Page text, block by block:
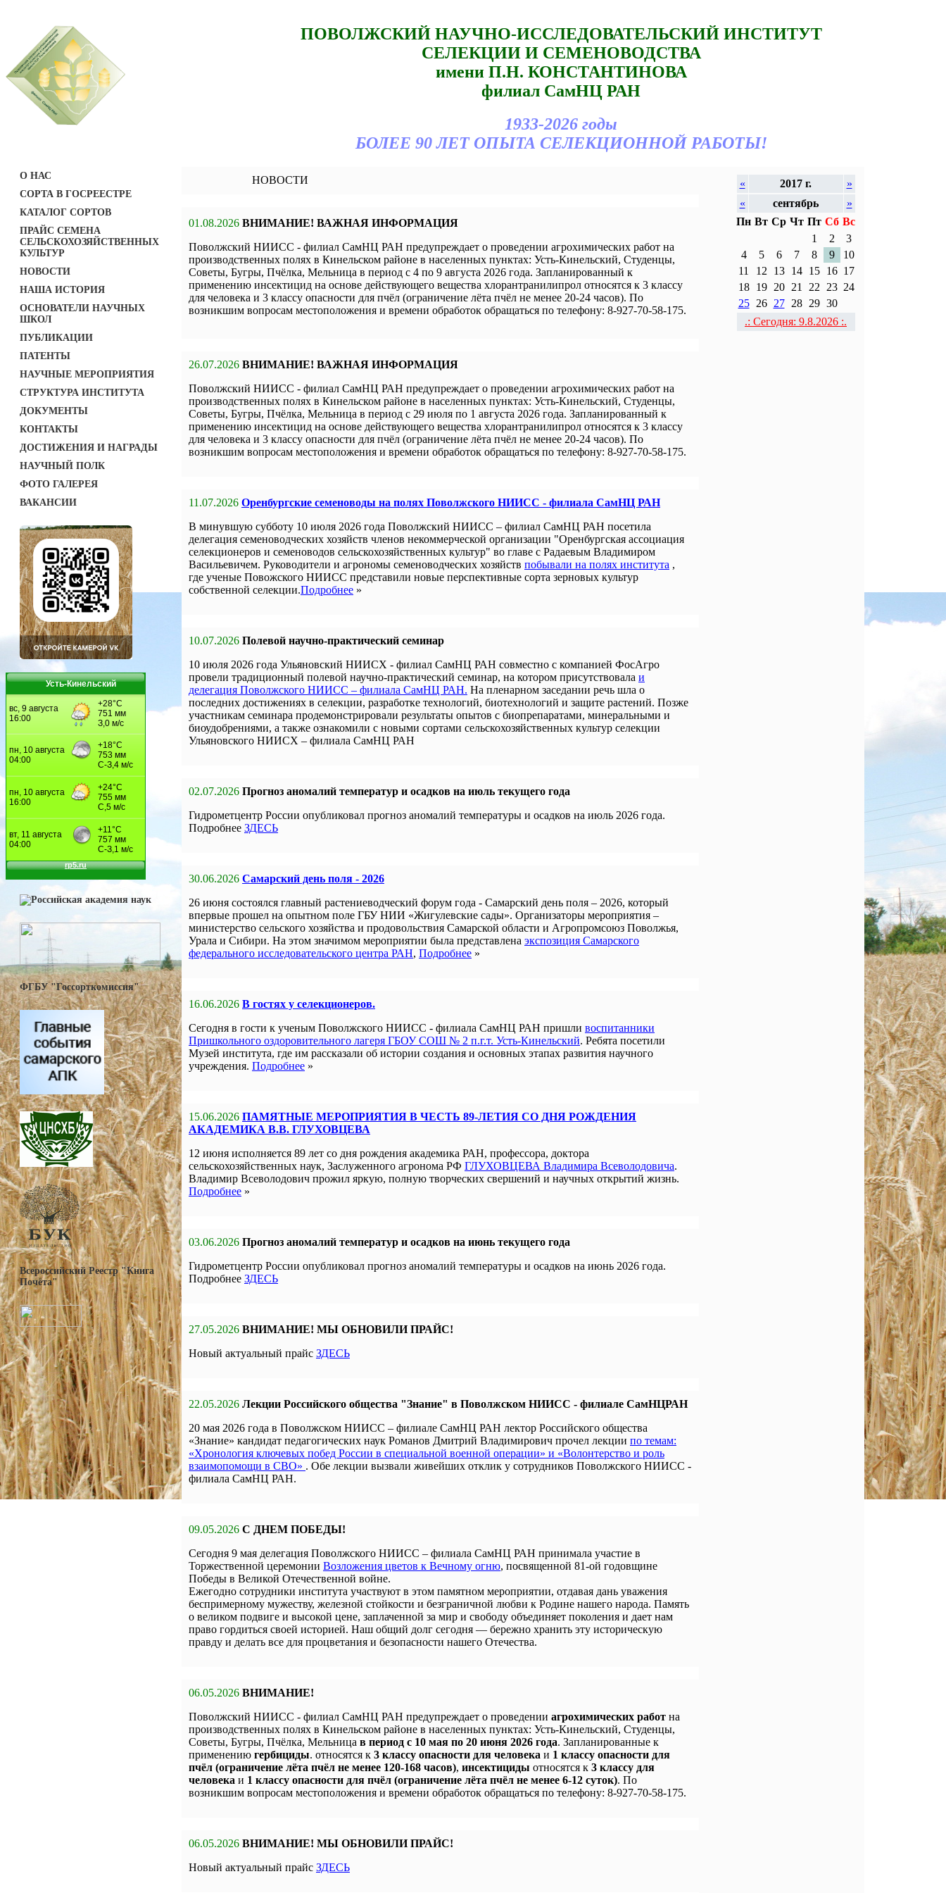
ПОВОЛЖСКИЙ НАУЧНО-ИССЛЕДОВАТЕЛЬСКИЙ ИНСТИТУТ
СЕЛЕКЦИИ И СЕМЕНОВОДСТВА
имени П.Н. КОНСТАНТИНОВА
филиал СамНЦ РАН
1933-2026 годы
БОЛЕЕ 90 ЛЕТ ОПЫТА СЕЛЕКЦИОННОЙ РАБОТЫ!
О НАС
СОРТА В ГОСРЕЕСТРЕ
КАТАЛОГ СОРТОВ
ПРАЙС СЕМЕНА
СЕЛЬСКОХОЗЯЙСТВЕННЫХ
КУЛЬТУР
НОВОСТИ
НАША ИСТОРИЯ
ОСНОВАТЕЛИ НАУЧНЫХ
ШКОЛ
ПУБЛИКАЦИИ
ПАТЕНТЫ
НАУЧНЫЕ МЕРОПРИЯТИЯ
СТРУКТУРА ИНСТИТУТА
ДОКУМЕНТЫ
КОНТАКТЫ
ДОСТИЖЕНИЯ И НАГРАДЫ
НАУЧНЫЙ ПОЛК
ФОТО ГАЛЕРЕЯ
ВАКАНСИИ
Усть-Кинельский
ФГБУ "Госсорткомиссия"
Всероссийский Реестр "Книга
Почёта"
НОВОСТИ « 2017 г.
»
«
сентябрь
»
Пн Вт Ср Чт Пт Сб Вс
1
2
3
4
5 6 7 8 9
10
11
12 13 14 15 16 17
18
19 20 21 22 23 24
25
26 27 28 29 30
.: Сегодня: 9.8.2026 :.
01.08.2026 ВНИМАНИЕ! ВАЖНАЯ ИНФОРМАЦИЯ
Поволжский НИИСС - филиал СамНЦ РАН предупреждает о проведении агрохимических работ на
производственных полях в Кинельском районе в населенных пунктах: Усть-Кинельский, Студенцы,
Советы, Бугры, Пчёлка, Мельница в период с 4 по 9 августа 2026 года. Запланированный к
применению инсектицид на основе действующего вещества хлорантранилипрол относятся к 3 классу
для человека и 3 классу опасности для пчёл (ограничение лёта пчёл не менее 20-24 часов). По
возникшим вопросам местоположения и времени обработок обращаться по телефону: 8-927-70-58-175.
26.07.2026 ВНИМАНИЕ! ВАЖНАЯ ИНФОРМАЦИЯ
Поволжский НИИСС - филиал СамНЦ РАН предупреждает о проведении агрохимических работ на
производственных полях в Кинельском районе в населенных пунктах: Усть-Кинельский, Студенцы,
Советы, Бугры, Пчёлка, Мельница в период с 29 июля по 1 августа 2026 года. Запланированный к
применению инсектицид на основе действующего вещества хлорантранилипрол относятся к 3 классу
для человека и 3 классу опасности для пчёл (ограничение лёта пчёл не менее 20-24 часов). По
возникшим вопросам местоположения и времени обработок обращаться по телефону: 8-927-70-58-175.
11.07.2026 Оренбургские семеноводы на полях Поволжского НИИСС - филиала СамНЦ РАН
В минувшую субботу 10 июля 2026 года Поволжский НИИСС – филиал СамНЦ РАН посетила
делегация семеноводческих хозяйств членов некоммерческой организации "Оренбургская ассоциация
селекционеров и семеноводов сельскохозяйственных культур" во главе с Радаевым Владимиром
Васильевичем. Руководители и агрономы семеноводческих хозяйств побывали на полях института ,
где ученые Повожского НИИСС представили новые перспективные сорта зерновых культур
собственной селекции.Подробнее »
10.07.2026 Полевой научно-практический семинар
10 июля 2026 года Ульяновский НИИСХ - филиал СамНЦ РАН совместно с компанией ФосАгро
провели традиционный полевой научно-практический семинар, на котором присутствовала и
делегация Поволжского НИИСС – филиала СамНЦ РАН. На пленарном заседании речь шла о
последних достижениях в селекции, разработке технологий, биотехнологий и защите растений. Позже
участникам семинара продемонстрировали результаты опытов с биопрепаратами, минеральными и
биоудобрениями, а также ознакомили с новыми сортами сельскохозяйственных культур селекции
Ульяновского НИИСХ – филиала СамНЦ РАН
02.07.2026 Прогноз аномалий температур и осадков на июль текущего года
Гидрометцентр России опубликовал прогноз аномалий температуры и осадков на июль 2026 года.
Подробнее ЗДЕСЬ
30.06.2026 Самарский день поля - 2026
26 июня состоялся главный растениеводческий форум года - Самарский день поля – 2026, который
впервые прошел на опытном поле ГБУ НИИ «Жигулевские сады». Организаторы мероприятия –
министерство сельского хозяйства и продовольствия Самарской области и Агропромсоюз Поволжья,
Урала и Сибири. На этом значимом мероприятии была представлена экспозиция Самарского
федерального исследовательского центра РАН, Подробнее »
16.06.2026 В гостях у селекционеров.
Сегодня в гости к ученым Поволжского НИИСС - филиала СамНЦ РАН пришли воспитанники
Пришкольного оздоровительного лагеря ГБОУ СОШ № 2 п.г.т. Усть-Кинельский. Ребята посетили
Музей института, где им рассказали об истории создания и основных этапах развития научного
учреждения. Подробнее »
15.06.2026 ПАМЯТНЫЕ МЕРОПРИЯТИЯ В ЧЕСТЬ 89-ЛЕТИЯ СО ДНЯ РОЖДЕНИЯ
АКАДЕМИКА В.В. ГЛУХОВЦЕВА
12 июня исполняется 89 лет со дня рождения академика РАН, профессора, доктора
сельскохозяйственных наук, Заслуженного агронома РФ ГЛУХОВЦЕВА Владимира Всеволодовича.
Владимир Всеволодович прожил яркую, полную творческих свершений и научных открытий жизнь.
Подробнее »
03.06.2026 Прогноз аномалий температур и осадков на июнь текущего года
Гидрометцентр России опубликовал прогноз аномалий температуры и осадков на июнь 2026 года.
Подробнее ЗДЕСЬ
27.05.2026 ВНИМАНИЕ! МЫ ОБНОВИЛИ ПРАЙС!
Новый актуальный прайс ЗДЕСЬ
22.05.2026 Лекции Российского общества "Знание" в Поволжском НИИСС - филиале СамНЦРАН
20 мая 2026 года в Поволжском НИИСС – филиале СамНЦ РАН лектор Российского общества
«Знание» кандидат педагогических наук Романов Дмитрий Владимирович прочел лекции по темам:
«Хронология ключевых побед России в специальной военной операции» и «Волонтерство и роль
взаимопомощи в СВО» . Обе лекции вызвали живейших отклик у сотрудников Поволжского НИИСС -
филиала СамНЦ РАН.
09.05.2026 С ДНЕМ ПОБЕДЫ!
Сегодня 9 мая делегация Поволжского НИИСС – филиала СамНЦ РАН принимала участие в
Торжественной церемонии Возложения цветов к Вечному огню, посвященной 81-ой годовщине
Победы в Великой Отечественной войне.
Ежегодно сотрудники института участвуют в этом памятном мероприятии, отдавая дань уважения
беспримерному мужеству, железной стойкости и безграничной любви к Родине нашего народа. Память
о великом подвиге и высокой цене, заплаченной за мир и свободу объединяет поколения и дает нам
право гордиться своей историей. Наш общий долг сегодня — бережно хранить эту историческую
правду и делать все для процветания и безопасности нашего Отечества.
06.05.2026 ВНИМАНИЕ!
Поволжский НИИСС - филиал СамНЦ РАН предупреждает о проведении агрохимических работ на
производственных полях в Кинельском районе в населенных пунктах: Усть-Кинельский, Студенцы,
Советы, Бугры, Пчёлка, Мельница в период с 10 мая по 20 июня 2026 года. Запланированные к
применению гербициды. относятся к 3 классу опасности для человека и 1 классу опасности для
пчёл (ограничение лёта пчёл не менее 120-168 часов), инсектициды относятся к 3 классу для
человека и 1 классу опасности для пчёл (ограничение лёта пчёл не менее 6-12 суток). По
возникшим вопросам местоположения и времени обработок обращаться по телефону: 8-927-70-58-175.
06.05.2026 ВНИМАНИЕ! МЫ ОБНОВИЛИ ПРАЙС!
Новый актуальный прайс ЗДЕСЬ